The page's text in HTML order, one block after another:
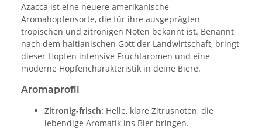
Azacca ist eine neuere amerikanische
Aromahopfensorte, die für ihre ausgeprägten
tropischen und zitronigen Noten bekannt ist. Benannt
nach dem haitianischen Gott der Landwirtschaft, bringt
dieser Hopfen intensive Fruchtaromen und eine
moderne Hopfencharakteristik in deine Biere.
Aromaprofil
Zitronig-frisch: Helle, klare Zitrusnoten, die
lebendige Aromatik ins Bier bringen.